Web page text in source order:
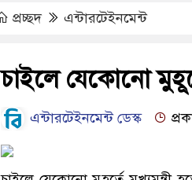
প্রচ্ছদ এন্টারটেইনমেন্ট
চাইলে যেকোনো
এন্টারটেইনমেন্ট ডেস্ক